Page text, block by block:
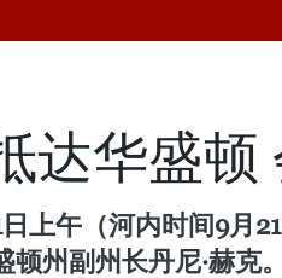
达华盛
上午（河内时间9月
州副州长丹尼·赫克。